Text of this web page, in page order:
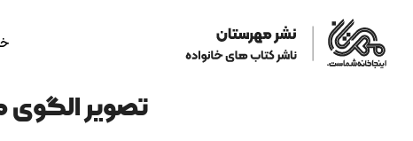
تصویر الگوی